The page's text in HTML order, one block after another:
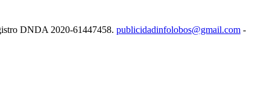
DNDA 2020-61447458. publicidadinfolobos@gmail.com -